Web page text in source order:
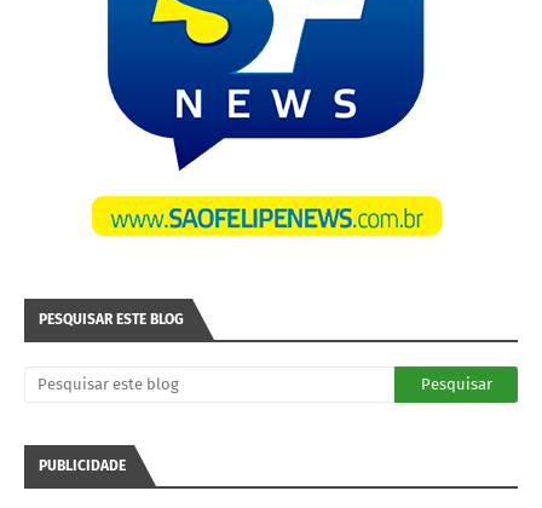
PESQUISAR ESTE BLOG
PUBLICIDADE